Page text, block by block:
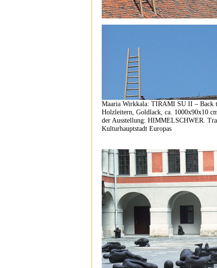
Maaria Wirkkala: TIRAMI SU II – Back
Holzleitern, Goldlack, ca. 1000x90x10
der Ausstellung: HIMMELSCHWER.
Kulturhauptstadt Europas